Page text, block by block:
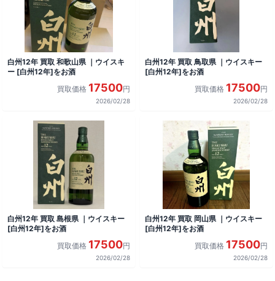
白州12年 買取 和歌山県 ｜ウイスキ
ー [白州12年]をお酒
買取価格 17500円
2026/02/28
白州12年 買取 鳥取県 ｜ウイスキー
[白州12年]をお酒
買取価格 17500円
2026/02/28
白州12年 買取 島根県 ｜ウイスキー
[白州12年]をお酒
買取価格 17500円
2026/02/28
白州12年 買取 岡山県 ｜ウイスキー
[白州12年]をお酒
買取価格 17500円
2026/02/28